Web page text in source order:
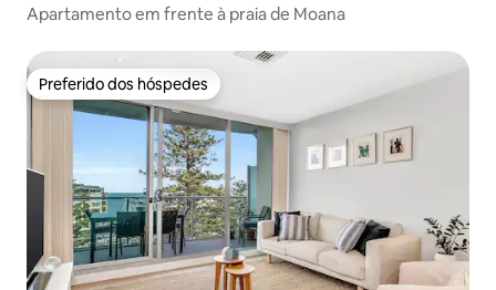
Apartamento em frente à praia de Moana
Preferido dos hóspedes
Preferido dos hóspedes